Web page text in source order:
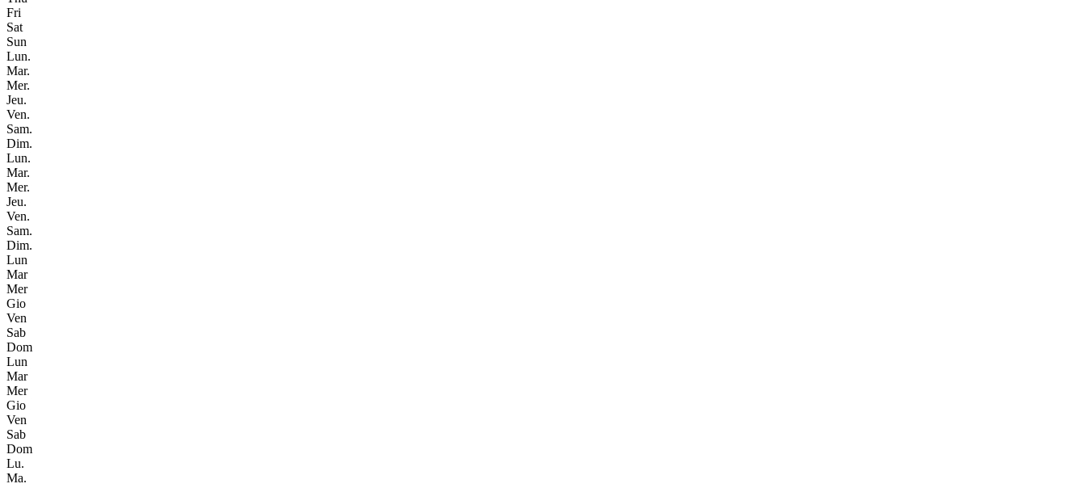
Fri
Sat
Sun
Lun.
Mar.
Mer.
Jeu.
Ven.
Sam.
Dim.
Lun.
Mar.
Mer.
Jeu.
Ven.
Sam.
Dim.
Lun
Mar
Mer
Gio
Ven
Sab
Dom
Lun
Mar
Mer
Gio
Ven
Sab
Dom
Lu.
Ma.